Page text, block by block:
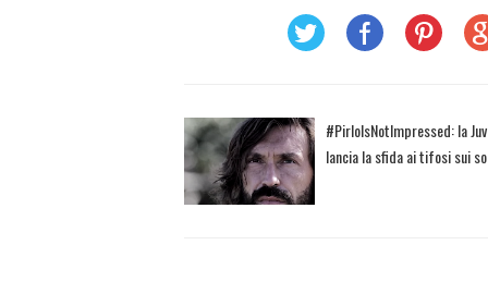
#PirloIsNotImpressed: la
lancia la sfida ai tifosi sui